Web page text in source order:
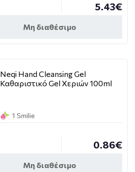
5.43€
Μη διαθέσιμο
Neqi Hand Cleansing Gel
Καθαριστικό Gel Χεριών 100ml
1 Smilie
0.86€
Μη διαθέσιμο